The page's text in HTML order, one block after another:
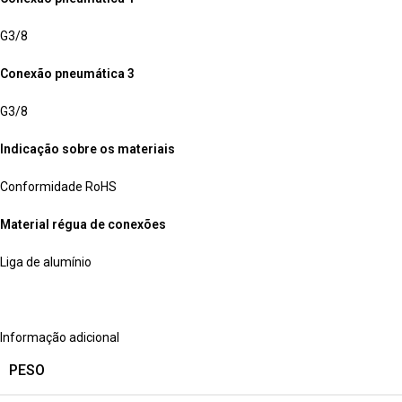
G3/8
Conexão pneumática 3
G3/8
Indicação sobre os materiais
Conformidade RoHS
Material régua de conexões
Liga de alumínio
Informação adicional
PESO